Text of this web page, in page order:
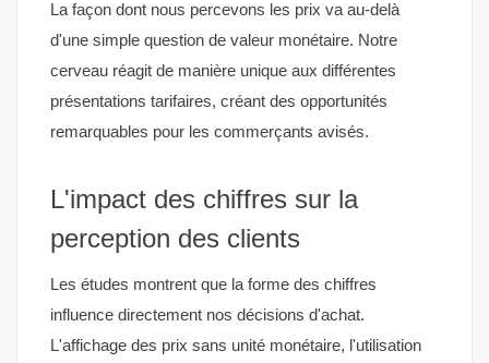
La façon dont nous percevons les prix va au-delà
d'une simple question de valeur monétaire. Notre
cerveau réagit de manière unique aux différentes
présentations tarifaires, créant des opportunités
remarquables pour les commerçants avisés.
L'impact des chiffres sur la
perception des clients
Les études montrent que la forme des chiffres
influence directement nos décisions d'achat.
L'affichage des prix sans unité monétaire, l'utilisation